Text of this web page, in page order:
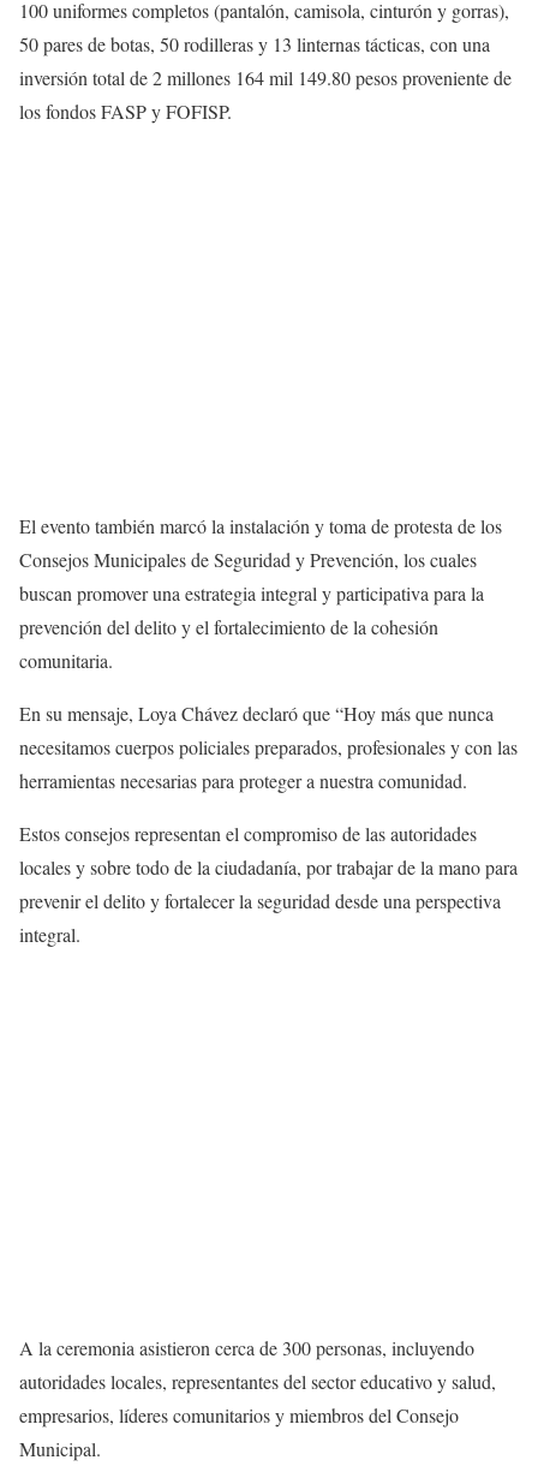
100 uniformes completos (pantalón, camisola, cinturón y gorras),
50 pares de botas, 50 rodilleras y 13 linternas tácticas, con una
inversión total de 2 millones 164 mil 149.80 pesos proveniente de
los fondos FASP y FOFISP.
El evento también marcó la instalación y toma de protesta de los
Consejos Municipales de Seguridad y Prevención, los cuales
buscan promover una estrategia integral y participativa para la
prevención del delito y el fortalecimiento de la cohesión
comunitaria.
En su mensaje, Loya Chávez declaró que “Hoy más que nunca
necesitamos cuerpos policiales preparados, profesionales y con las
herramientas necesarias para proteger a nuestra comunidad.
Estos consejos representan el compromiso de las autoridades
locales y sobre todo de la ciudadanía, por trabajar de la mano para
prevenir el delito y fortalecer la seguridad desde una perspectiva
integral.
A la ceremonia asistieron cerca de 300 personas, incluyendo
autoridades locales, representantes del sector educativo y salud,
empresarios, líderes comunitarios y miembros del Consejo
Municipal.